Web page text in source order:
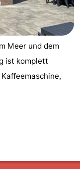
Meer und dem
ist komplett